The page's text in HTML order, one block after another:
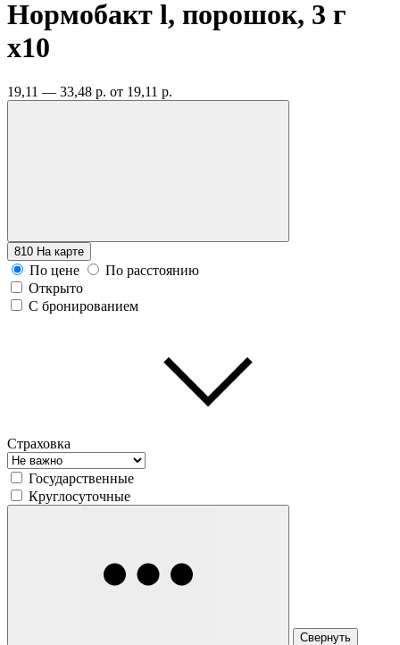
Нормобакт l, порошок, 3 г
x10
19,11 — 33,48 р. от 19,11 р.
810 На карте
По цене
По расстоянию
Открыто
С бронированием
Страховка
Государственные
Круглосуточные
Свернуть